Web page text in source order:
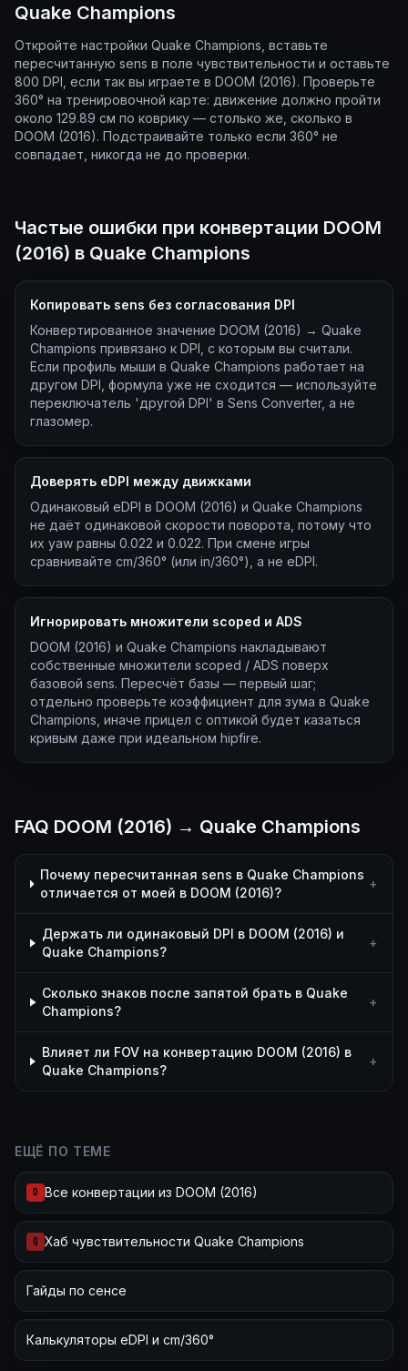
Quake Champions
Откройте настройки Quake Champions, вставьте
пересчитанную sens в поле чувствительности и оставьте
800 DPI, если так вы играете в DOOM (2016). Проверьте
360° на тренировочной карте: движение должно пройти
около 129.89 см по коврику — столько же, сколько в
DOOM (2016). Подстраивайте только если 360° не
совпадает, никогда не до проверки.
Частые ошибки при конвертации DOOM
(2016) в Quake Champions
Копировать sens без согласования DPI
Конвертированное значение DOOM (2016) → Quake
Champions привязано к DPI, с которым вы считали.
Если профиль мыши в Quake Champions работает на
другом DPI, формула уже не сходится — используйте
переключатель 'другой DPI' в Sens Converter, а не
глазомер.
Доверять eDPI между движками
Одинаковый eDPI в DOOM (2016) и Quake Champions
не даёт одинаковой скорости поворота, потому что
их yaw равны 0.022 и 0.022. При смене игры
сравнивайте cm/360° (или in/360°), а не eDPI.
Игнорировать множители scoped и ADS
DOOM (2016) и Quake Champions накладывают
собственные множители scoped / ADS поверх
базовой sens. Пересчёт базы — первый шаг;
отдельно проверьте коэффициент для зума в Quake
Champions, иначе прицел с оптикой будет казаться
кривым даже при идеальном hipfire.
FAQ DOOM (2016) → Quake Champions
Почему пересчитанная sens в Quake Champions
отличается от моей в DOOM (2016)?
+
Держать ли одинаковый DPI в DOOM (2016) и
Quake Champions?
+
Сколько знаков после запятой брать в Quake
Champions?
+
Влияет ли FOV на конвертацию DOOM (2016) в
Quake Champions?
+
ЕЩЁ ПО ТЕМЕ
D Все конвертации из DOOM (2016)
Q Хаб чувствительности Quake Champions
Гайды по сенсе
Калькуляторы eDPI и cm/360°